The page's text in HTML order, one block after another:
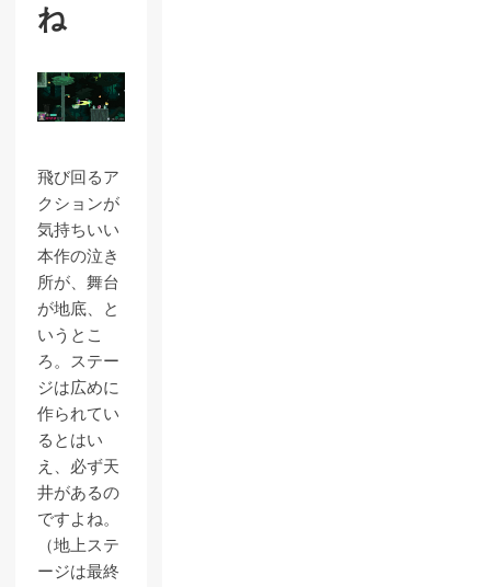
ね
飛び回るア
クションが
気持ちいい
本作の泣き
所が、舞台
が地底、と
いうとこ
ろ。ステー
ジは広めに
作られてい
るとはい
え、必ず天
井があるの
ですよね。
（地上ステ
ージは最終